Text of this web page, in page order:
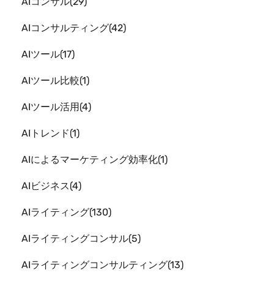
AIコンサルティング 42
AIツール 17
AIツール比較 1
AIツール活用 4
AIトレンド 1
AIによるマーケティング効率化 1
AIビジネス 4
AIライティング 130
AIライティングコンサル 5
AIライティングコンサルティング 13